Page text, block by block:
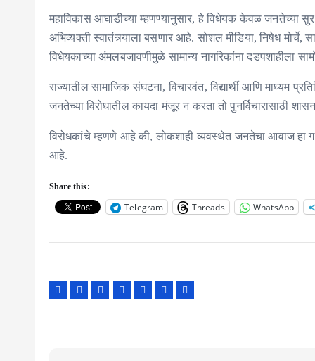
महाविकास आघाडीच्या म्हणण्यानुसार, हे विधेयक केवळ जनतेच्या
अभिव्यक्ती स्वातंत्र्याला बसणार आहे. सोशल मीडिया, निषेध मोर्चे,
विधेयकाच्या अंमलबजावणीमुळे सामान्य नागरिकांना दडपशाहीला
राज्यातील सामाजिक संघटना, विचारवंत, विद्यार्थी आणि माध्यम
जनतेच्या विरोधातील कायदा मंजूर न करता तो पुनर्विचारासाठी
विरोधकांचे म्हणणे आहे की, लोकशाही व्यवस्थेत जनतेचा आवाज हा
आहे.
Share this:
Telegram Threads WhatsApp